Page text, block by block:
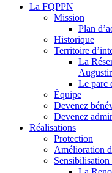
La FQPPN
Mission
Plan
Historique
Territoire
La
Le parc
Équipe
Devenez
Devenez
Réalisations
Protection
Amélioration
Sensibilisation